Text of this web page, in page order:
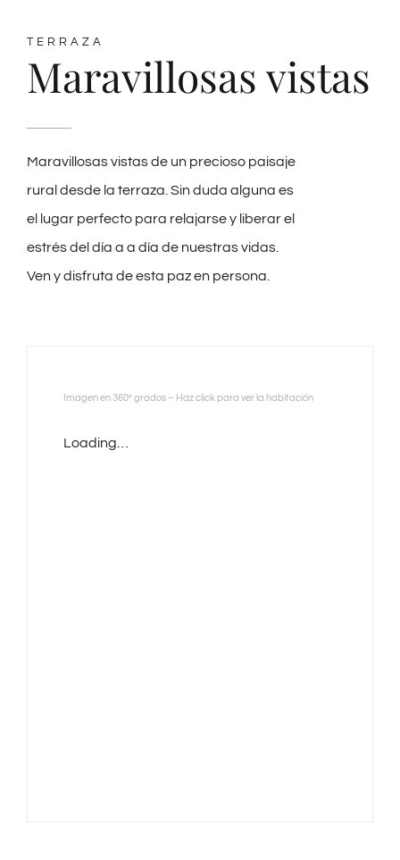
TERRAZA
Maravillosas vistas
Maravillosas vistas de un precioso paisaje
rural desde la terraza. Sin duda alguna es
el lugar perfecto para relajarse y liberar el
estrés del día a a día de nuestras vidas.
Ven y disfruta de esta paz en persona.
Imagen en 360º grados – Haz click para ver la habitación
Loading…